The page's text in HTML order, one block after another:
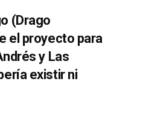
(Drago
el proyecto para
y Las
existir ni